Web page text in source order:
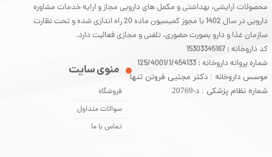
محصولات آرایشی، بهداشتی و مکمل های دارویی مجاز و ارایه خدمات مشاوره
دارویی در سال 1402 با مجوز کمیسیون ماده 20 راه اندازی شده و تحت نظارت
سازمان غذا و دارو بصورت حضوری، تلفنی و مجازی فعالیت دارد.
کد داروخانه : 15303345167
شماره پروانه داروخانه : 125/4001/1/454133
موسس داروخانه : دکتر مجتبی فروتن تنها
شماره نظام پزشکی : د-20769
منوی سایت
فروشگاه
سوالات متداول
تماس با ما